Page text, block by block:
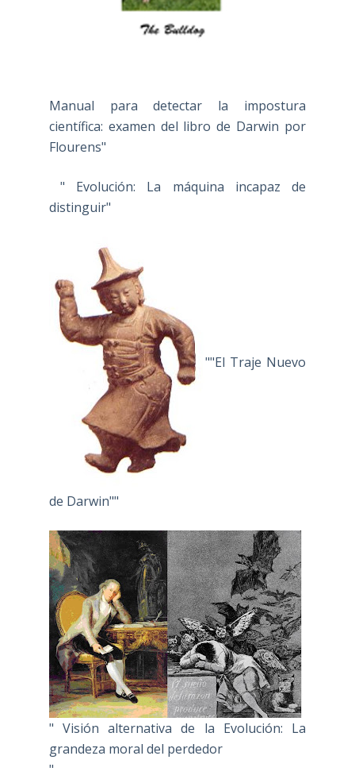
Manual para detectar la impostura
científica: examen del libro de Darwin por
Flourens"
" Evolución: La máquina incapaz de
distinguir"
""El Traje Nuevo
de Darwin""
" Visión alternativa de la Evolución: La
grandeza moral del perdedor
"